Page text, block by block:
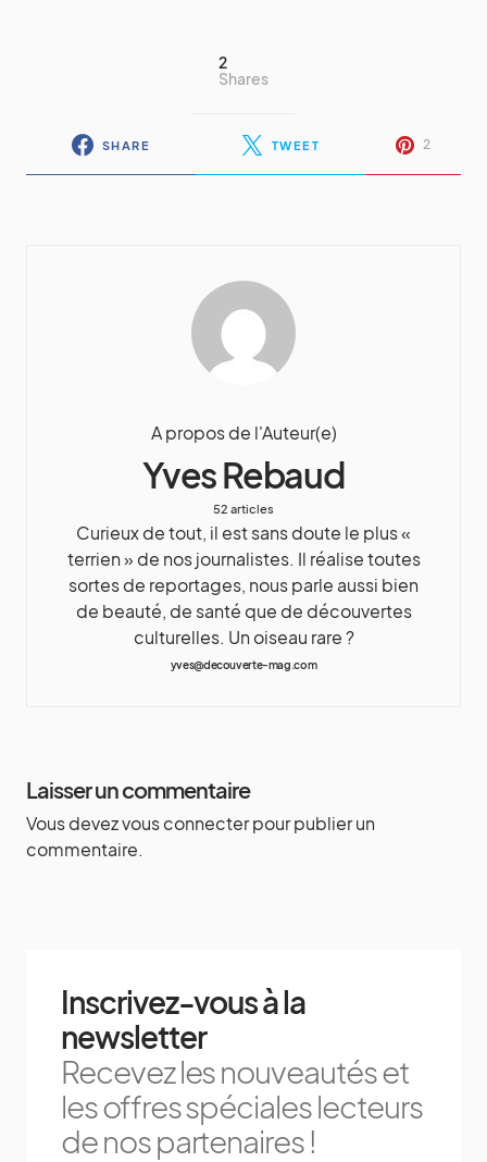
2
Shares
SHARE TWEET 2
A propos de l'Auteur(e)
Yves Rebaud
52 articles
Curieux de tout, il est sans doute le plus «
terrien » de nos journalistes. Il réalise toutes
sortes de reportages, nous parle aussi bien
de beauté, de santé que de découvertes
culturelles. Un oiseau rare ?
yves@decouverte-mag.com
Laisser un commentaire
Vous devezvous connecterpour publier un
commentaire.
Inscrivez-vous à la
newsletter
Recevez les nouveautés et
les offres spéciales lecteurs
de nos partenaires !